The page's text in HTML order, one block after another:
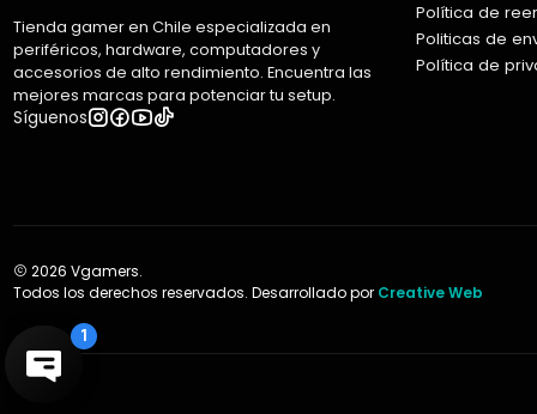
Tienda gamer en Chile especializada en
periféricos, hardware, computadores y
accesorios de alto rendimiento. Encuentra las
mejores marcas para potenciar tu setup.
Síguenos
Política de
Politicas de
Política de
2026 Vgamers.
Todos los derechos reservados. Desarrollado por Creative Web